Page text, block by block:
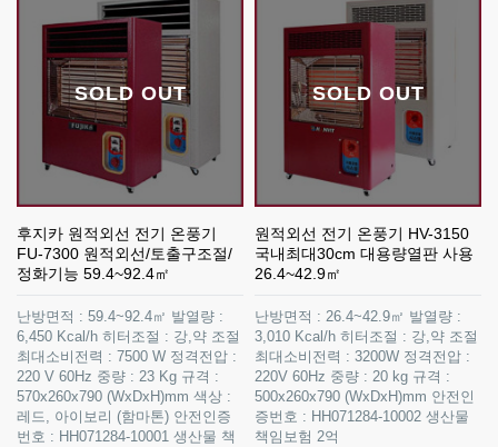
SOLD OUT
후지카 원적외선 전기 온풍기
FU-7300 원적외선/토출구조절/
정화기능 59.4~92.4㎡
난방면적 : 59.4~92.4㎡ 발열량 :
6,450 Kcal/h 히터조절 : 강,약 조절
최대소비전력 : 7500 W 정격전압 :
220 V 60Hz 중량 : 23 Kg 규격 :
570x260x790 (WxDxH)mm 색상 :
레드, 아이보리 (함마톤) 안전인증
번호 : HH071284-10001 생산물 책
SOLD OUT
원적외선 전기 온풍기 HV-3150
국내최대30cm 대용량열판 사용
26.4~42.9㎡
난방면적 : 26.4~42.9㎡ 발열량 :
3,010 Kcal/h 히터조절 : 강,약 조절
최대소비전력 : 3200W 정격전압 :
220V 60Hz 중량 : 20 kg 규격 :
500x260x790 (WxDxH)mm 안전인
증번호 : HH071284-10002 생산물
책임보험 2억